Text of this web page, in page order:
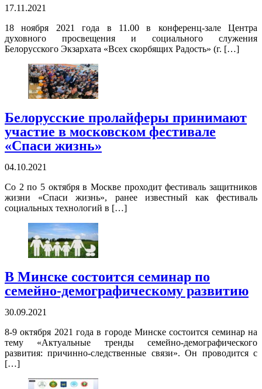
17.11.2021
18 ноября 2021 года в 11.00 в конференц-зале Центра
духовного просвещения и социального служения
Белорусского Экзархата «Всех скорбящих Радость» (г. […]
Белорусские пролайферы принимают
участие в московском фестивале
«Спаси жизнь»
04.10.2021
Со 2 по 5 октября в Москве проходит фестиваль защитников
жизни «Спаси жизнь», ранее известный как фестиваль
социальных технологий в […]
В Минске состоится семинар по
семейно-демографическому развитию
30.09.2021
8-9 октября 2021 года в городе Минске состоится семинар на
тему «Актуальные тренды семейно-демографического
развития: причинно-следственные связи». Он проводится с
[…]